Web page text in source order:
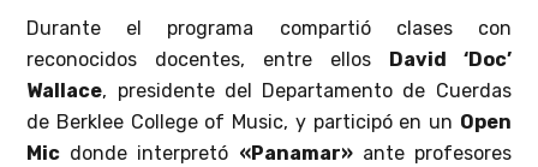
Durante el programa compartió clases con
reconocidos docentes, entre ellos
David ‘Doc’
Wallace, presidente del Departamento de Cuerdas
de Berklee College of Music, y participó en un Open
Mic donde interpretó «Panamar»ante profesores